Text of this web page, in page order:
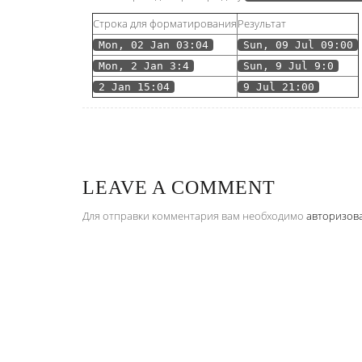
Строка для форматированияРезультат
Mon, 02 Jan 03:04
Sun, 09 Jul 09:00
Mon, 2 Jan 3:4
Sun, 9 Jul 9:0
2 Jan 15:04
9 Jul 21:00
LEAVE A COMMENT
Для отправки комментария вам необходимо